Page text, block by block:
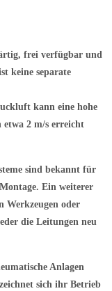
frei verfügbar und
keine separate
kann eine hohe
etwa 2 m/s erreicht
sind bekannt für
Ein weiterer
Werkzeugen oder
die Leitungen neu
Anlagen
sich ihr Betrieb